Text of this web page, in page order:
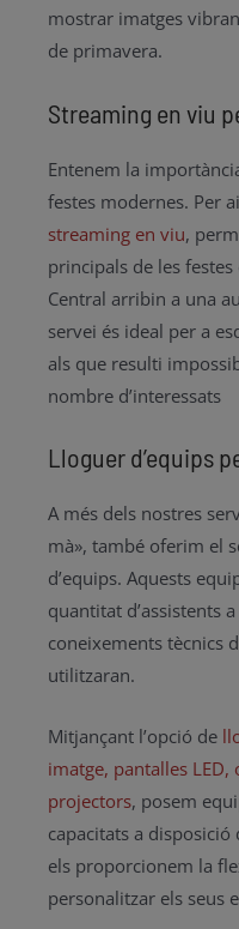
mostrar imatges
de primavera.
Streaming en viu
Entenem la
festes modernes. Per
streaming en viu,
principals de les
Central arribin a una
servei és ideal per a
als que resulti
nombre d’interessats
Lloguer d’equips
A més dels nostres
mà», també oferim el
d’equips. Aquests
quantitat d’assistents
coneixements tècnics
utilitzaran.
Mitjançant l’opció de
imatge, pantalles
projectors, posem
capacitats a
els proporcionem la
personalitzar els seus